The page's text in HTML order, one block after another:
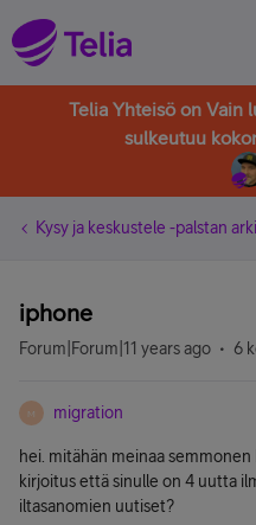
Telia Yhteisö on Vain
sulkeutuu
Kysy ja keskustele -palstan
iphone
Forum|Forum|11 years ago 6
M migration
hei. mitähän meinaa
kirjoitus että sinulle on 4 uutta
iltasanomien uutiset?